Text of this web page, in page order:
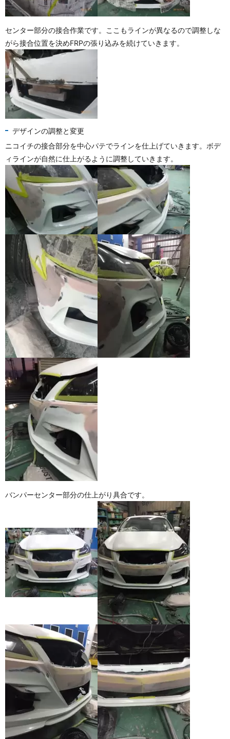
センター部分の接合作業です。ここもラインが異なるので調整しな
がら接合位置を決めFRPの張り込みを続けていきます。
デザインの調整と変更
ニコイチの接合部分を中心パテでラインを仕上げていきます。ボデ
ィラインが自然に仕上がるように調整していきます。
バンパーセンター部分の仕上がり具合です。